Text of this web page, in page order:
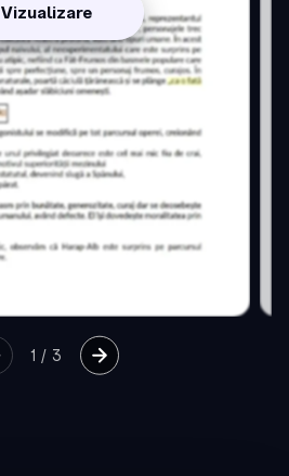
Vizualizare
1 / 3